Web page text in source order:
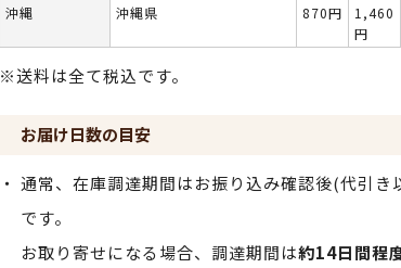
沖縄 沖縄県 870円
1,460
円
※送料は全て税込です。
お届け日数の目安
通常、在庫調達期間はお振り込み確認後(代引き
です。
お取り寄せになる場合、調達期間は約14日間程